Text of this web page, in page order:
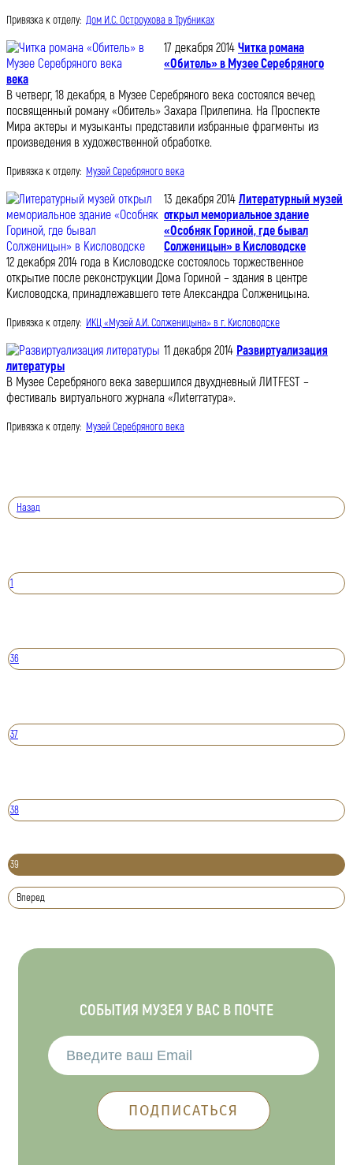
Привязка к отделу: Дом И.С. Остроухова в Трубниках
17 декабря 2014 Читка романа
«Обитель» в Музее Серебряного
века
В четверг, 18 декабря, в Музее Серебряного века состоялся вечер,
посвященный роману «Обитель» Захара Прилепина. На Проспекте
Мира актеры и музыканты представили избранные фрагменты из
произведения в художественной обработке.
Привязка к отделу: Музей Серебряного века
13 декабря 2014 Литературный музей
открыл мемориальное здание
«Особняк Гориной, где бывал
Солженицын» в Кисловодске
12 декабря 2014 года в Кисловодске состоялось торжественное
открытие после реконструкции Дома Гориной – здания в центре
Кисловодска, принадлежавшего тете Александра Солженицына.
Привязка к отделу: ИКЦ «Музей А.И. Солженицына» в г. Кисловодске
11 декабря 2014 Развиртуализация
литературы
В Музее Серебряного века завершился двухдневный ЛИТFEST –
фестиваль виртуального журнала «Лиterraтура».
Привязка к отделу: Музей Серебряного века
Назад
1
36
37
38
39
Вперед
СОБЫТИЯ МУЗЕЯ У ВАС В ПОЧТЕ